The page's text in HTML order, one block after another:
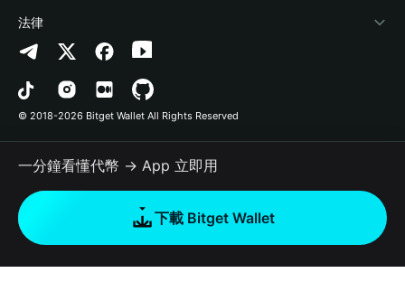
‌聯繫我們
品牌資源
工作機會
Altcoin Season Index
Prediction Markets
DApp
RWA
如何購買加密貨幣
合作上架
授權檢測
合約檢測
批次轉帳
Arbitrum
Avalanche
Bitcoin
Polygon
法律
隱私協議
用戶使用協議
© 2018-2026 Bitget Wallet All Rights Reserved
一分鐘看懂代幣 → App 立即用
下載 Bitget Wallet